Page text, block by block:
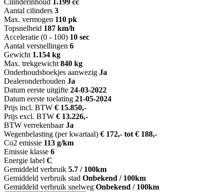
Cilinderinhoud 1.199 cc
Aantal cilinders 3
Max. vermogen 110 pk
Topsnelheid 187 km/h
Acceleratie (0 - 100) 10 sec
Aantal versnellingen 6
Gewicht 1.154 kg
Max. trekgewicht 840 kg
Onderhoudsboekjes aanwezig Ja
Dealeronderhouden Ja
Datum eerste uitgifte 24-03-2022
Datum eerste toelating 21-05-2024
Prijs incl. BTW € 15.850,-
Prijs excl. BTW € 13.226,-
BTW verrekenbaar Ja
Wegenbelasting (per kwartaal) € 172,- tot € 188,-
Co2 emissie 113 g/km
Emissie klasse 6
Energie label C
Gemiddeld verbruik 5.7 / 100km
Gemiddeld verbruik stad Onbekend / 100km
Gemiddeld verbruik snelweg Onbekend / 100km